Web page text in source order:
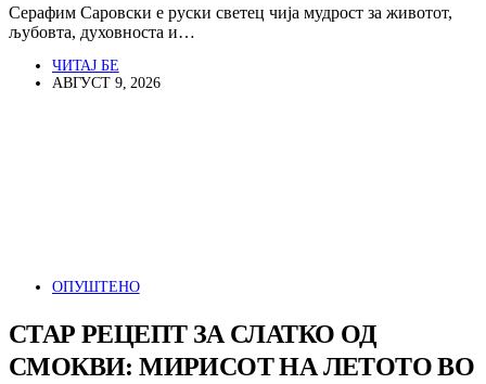
Серафим Саровски е руски светец чија мудрост за животот,
љубовта, духовноста и…
ЧИТАЈ БЕ
АВГУСТ 9, 2026
ОПУШТЕНО
СТАР РЕЦЕПТ ЗА СЛАТКО ОД
СМОКВИ: МИРИСОТ НА ЛЕТОТО ВО